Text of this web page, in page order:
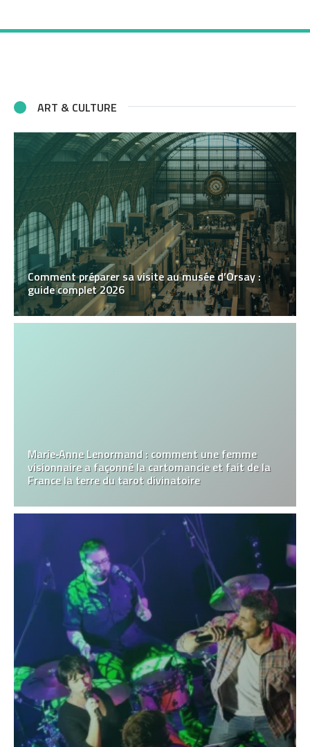
ART & CULTURE
Comment préparer sa visite au musée d’Orsay :
guide complet 2026
Marie‑Anne Lenormand : comment une femme
visionnaire a façonné la cartomancie et fait de la
France la terre du tarot divinatoire